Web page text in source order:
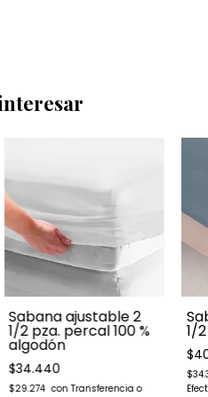
Sabana ajustable 2
1/2 pza. percal 100 %
algodón
$34.440
$29.274
1/